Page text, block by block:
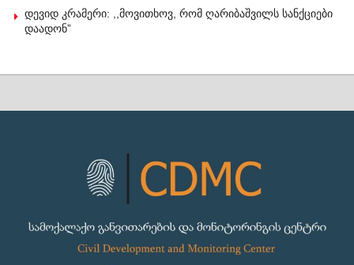
დევიდ კრამერი: ,,მოვითხოვ, რომ ღარიბაშვილს სანქციები
დაადონ”